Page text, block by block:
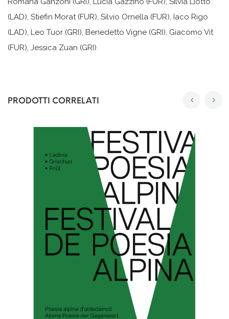
(LAD), Stiefin Morat (FUR), Silvio Ornella (FUR), Iaco Rigo
(LAD), Leo Tuor (GRI), Benedetto Vigne (GRI), Giacomo Vit
(FUR), Jessica Zuan (GRI)
PRODOTTI CORRELATI